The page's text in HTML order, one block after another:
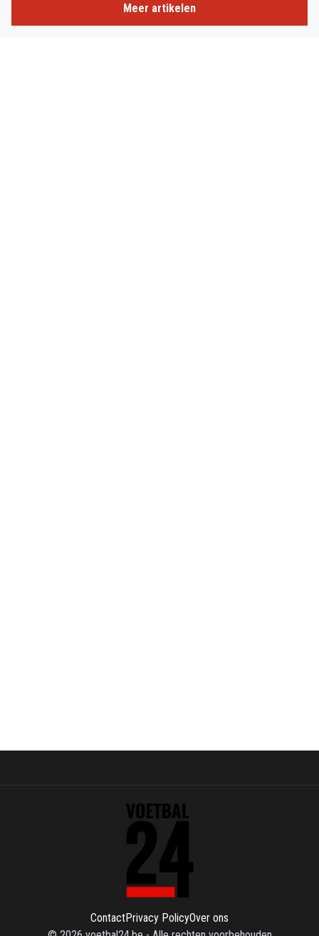
Meer artikelen
ContactPrivacy PolicyOver ons